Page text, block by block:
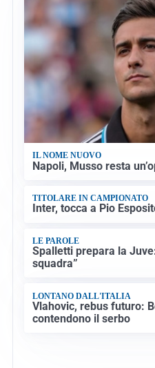
IL NOME NUOVO
Napoli, Musso resta
TITOLARE IN CAMPIONATO
Inter, tocca a Pio
LE PAROLE
Spalletti prepara la
squadra”
LONTANO DALL'ITALIA
Vlahovic, rebus futuro:
contendono il serbo